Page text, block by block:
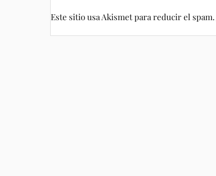
Este sitio usa Akismet para reducir el spam.